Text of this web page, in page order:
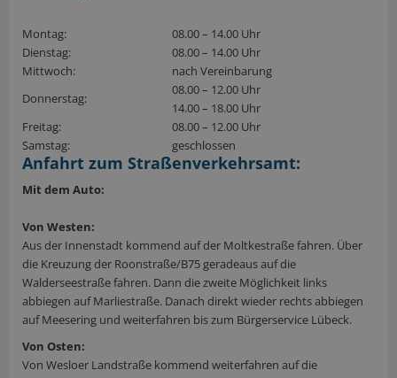
Montag:
08.00 – 14.00 Uhr
Dienstag:
08.00 – 14.00 Uhr
Mittwoch:
nach Vereinbarung
Donnerstag:
08.00 – 12.00 Uhr
14.00 – 18.00 Uhr
Freitag:
08.00 – 12.00 Uhr
Samstag:
geschlossen
Anfahrt zum Straßenverkehrsamt:
Mit dem Auto:
Von Westen:
Aus der Innenstadt kommend auf der Moltkestraße fahren. Über
die Kreuzung der Roonstraße/B75 geradeaus auf die
Walderseestraße fahren. Dann die zweite Möglichkeit links
abbiegen auf Marliestraße. Danach direkt wieder rechts abbiegen
auf Meesering und weiterfahren bis zum Bürgerservice Lübeck.
Von Osten:
Von Wesloer Landstraße kommend weiterfahren auf die